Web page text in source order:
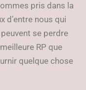
pris dans la
d’entre nous qui
peuvent se perdre
RP que
quelque chose